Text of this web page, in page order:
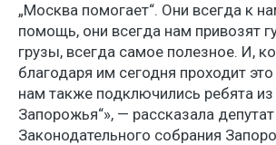
„Москва помогает“. Они всегда к
помощь, они всегда нам привозят
грузы, всегда самое полезное. И,
благодаря им сегодня проходит
нам также подключились ребята
Запорожья“», — рассказала депутат
Законодательного собрания